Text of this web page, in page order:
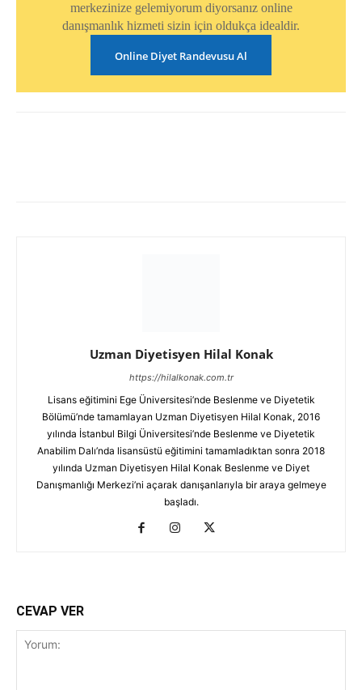
merkezinize gelemiyorum diyorsanız online
danışmanlık hizmeti sizin için oldukça idealdir.
Online Diyet Randevusu Al
Uzman Diyetisyen Hilal Konak
https://hilalkonak.com.tr
Lisans eğitimini Ege Üniversitesi’nde Beslenme ve Diyetetik
Bölümü’nde tamamlayan Uzman Diyetisyen Hilal Konak, 2016
yılında İstanbul Bilgi Üniversitesi’nde Beslenme ve Diyetetik
Anabilim Dalı’nda lisansüstü eğitimini tamamladıktan sonra 2018
yılında Uzman Diyetisyen Hilal Konak Beslenme ve Diyet
Danışmanlığı Merkezi’ni açarak danışanlarıyla bir araya gelmeye
başladı.
CEVAP VER